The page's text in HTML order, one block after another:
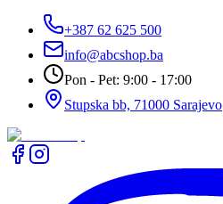
+387 62 625 500
info@abcshop.ba
Pon - Pet: 9:00 - 17:00
Stupska bb, 71000 Sarajevo